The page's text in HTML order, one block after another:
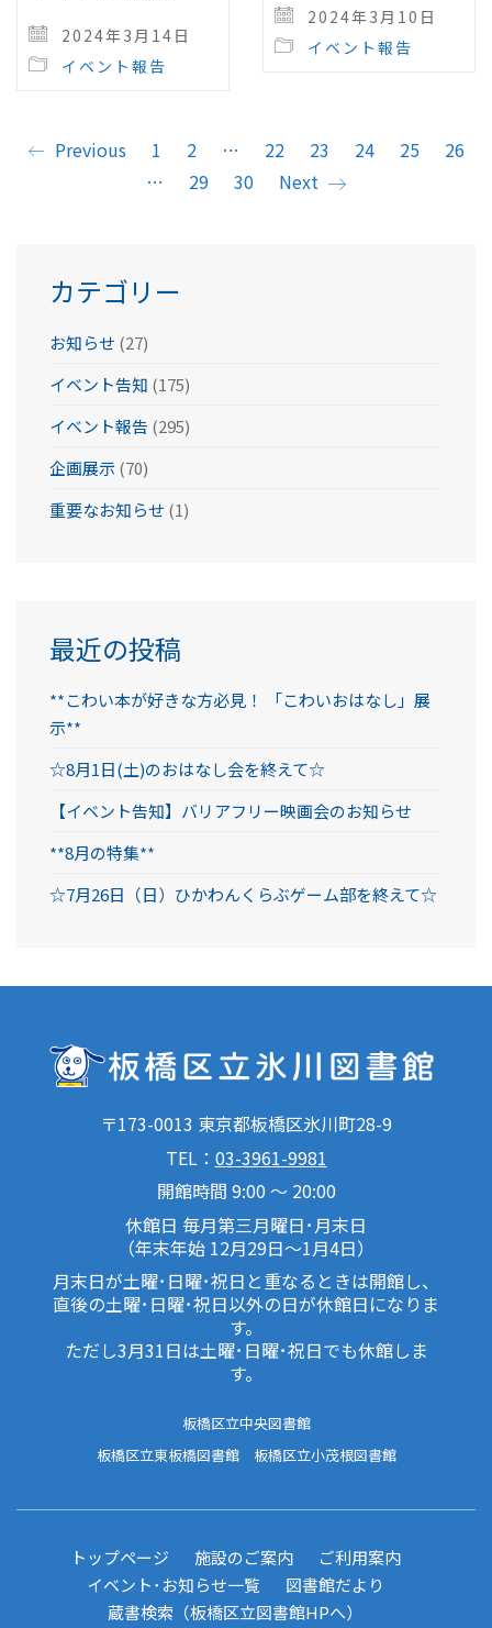
2024年3月14日
イベント報告
2024年3月10日
イベント報告
Previous 1 2 … 22 23 24 25
26
…
29 30 Next
カテゴリー
お知らせ (27)
イベント告知 (175)
イベント報告 (295)
企画展示(70)
重要なお知らせ (1)
最近の投稿
**こわい本が好きな方必見！ 「こわいおはなし」展
示**
☆8月1日(土)のおはなし会を終えて☆
【イベント告知】バリアフリー映画会のお知らせ
**8月の特集**
☆7月26日（日）ひかわんくらぶゲーム部を終えて☆
〒173-0013 東京都板橋区氷川町28-9
TEL： 03-3961-9981
開館時間 9:00 ～ 20:00
休館日 毎月第三月曜日･月末日
（年末年始 12月29日～1月4日）
月末日が土曜･日曜･祝日と重なるときは開館し、
直後の土曜･日曜･祝日以外の日が休館日になりま
す。
ただし3月31日は土曜･日曜･祝日でも休館しま
す。
板橋区立中央図書館
板橋区立東板橋図書館
板橋区立小茂根図書館
トップページ 施設のご案内
ご利用案内
イベント･お知らせ一覧
図書館だより
蔵書検索（板橋区立図書館HPへ）